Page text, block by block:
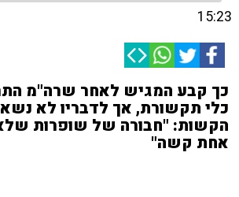
15:23
כך קבע המגיש לאחר שרה"מ
כלי תקשורת, אך לדבריו לא
הקשות: "חבורה של שופרות
אחת קשה"